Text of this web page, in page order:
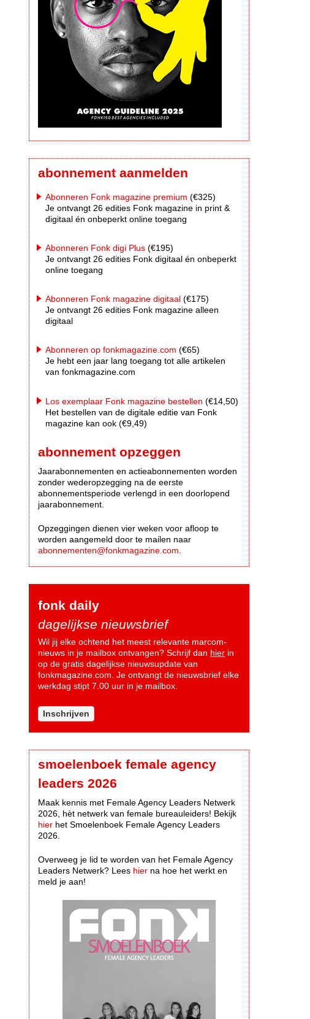
abonnement aanmelden
Abonneren Fonk magazine premium (€325)
Je ontvangt 26 edities Fonk magazine in print &
digitaal én onbeperkt online toegang
Abonneren Fonk digi Plus (€195)
Je ontvangt 26 edities Fonk digitaal én onbeperkt
online toegang
Abonneren Fonk magazine digitaal (€175)
Je ontvangt 26 edities Fonk magazine alleen
digitaal
Abonneren op fonkmagazine.com (€65)
Je hebt een jaar lang toegang tot alle artikelen
van fonkmagazine.com
Los exemplaar Fonk magazine bestellen (€14,50)
Het bestellen van de digitale editie van Fonk
magazine kan ook (€9,49)
abonnement opzeggen
Jaarabonnementen en actieabonnementen worden
zonder wederopzegging na de eerste
abonnementsperiode verlengd in een doorlopend
jaarabonnement.
Opzeggingen dienen vier weken voor afloop te
worden aangemeld door te mailen naar
abonnementen@fonkmagazine.com
fonk daily
dagelijkse nieuwsbrief
Wil jij elke ochtend het meest relevante marcom-
nieuws in je mailbox ontvangen? Schrijf dan hier in
op de gratis dagelijkse nieuwsupdate van
fonkmagazine.com. Je ontvangt de nieuwsbrief elke
werkdag stipt 7.00 uur in je mailbox.
Inschrijven
smoelenboek female agency
leaders 2026
Maak kennis met Female Agency Leaders Netwerk
2026, hèt netwerk van female bureauleiders! Bekijk
hier het Smoelenboek Female Agency Leaders
2026.
Overweeg je lid te worden van het Female Agency
Leaders Netwerk? Lees hier na hoe het werkt en
meld je aan!